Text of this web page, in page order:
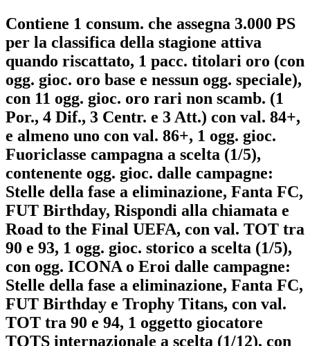
Contiene 1 consum. che assegna 3.000 PS
per la classifica della stagione attiva
quando riscattato, 1 pacc. titolari oro (con
ogg. gioc. oro base e nessun ogg. speciale),
con 11 ogg. gioc. oro rari non scamb. (1
Por., 4 Dif., 3 Centr. e 3 Att.) con val. 84+,
e almeno uno con val. 86+, 1 ogg. gioc.
Fuoriclasse campagna a scelta (1/5),
contenente ogg. gioc. dalle campagne:
Stelle della fase a eliminazione, Fanta FC,
FUT Birthday, Rispondi alla chiamata e
Road to the Final UEFA, con val. TOT tra
90 e 93, 1 ogg. gioc. storico a scelta (1/5),
con ogg. ICONA o Eroi dalle campagne:
Stelle della fase a eliminazione, Fanta FC,
FUT Birthday e Trophy Titans, con val.
TOT tra 90 e 94, 1 oggetto giocatore
TOTS internazionale a scelta (1/12), con